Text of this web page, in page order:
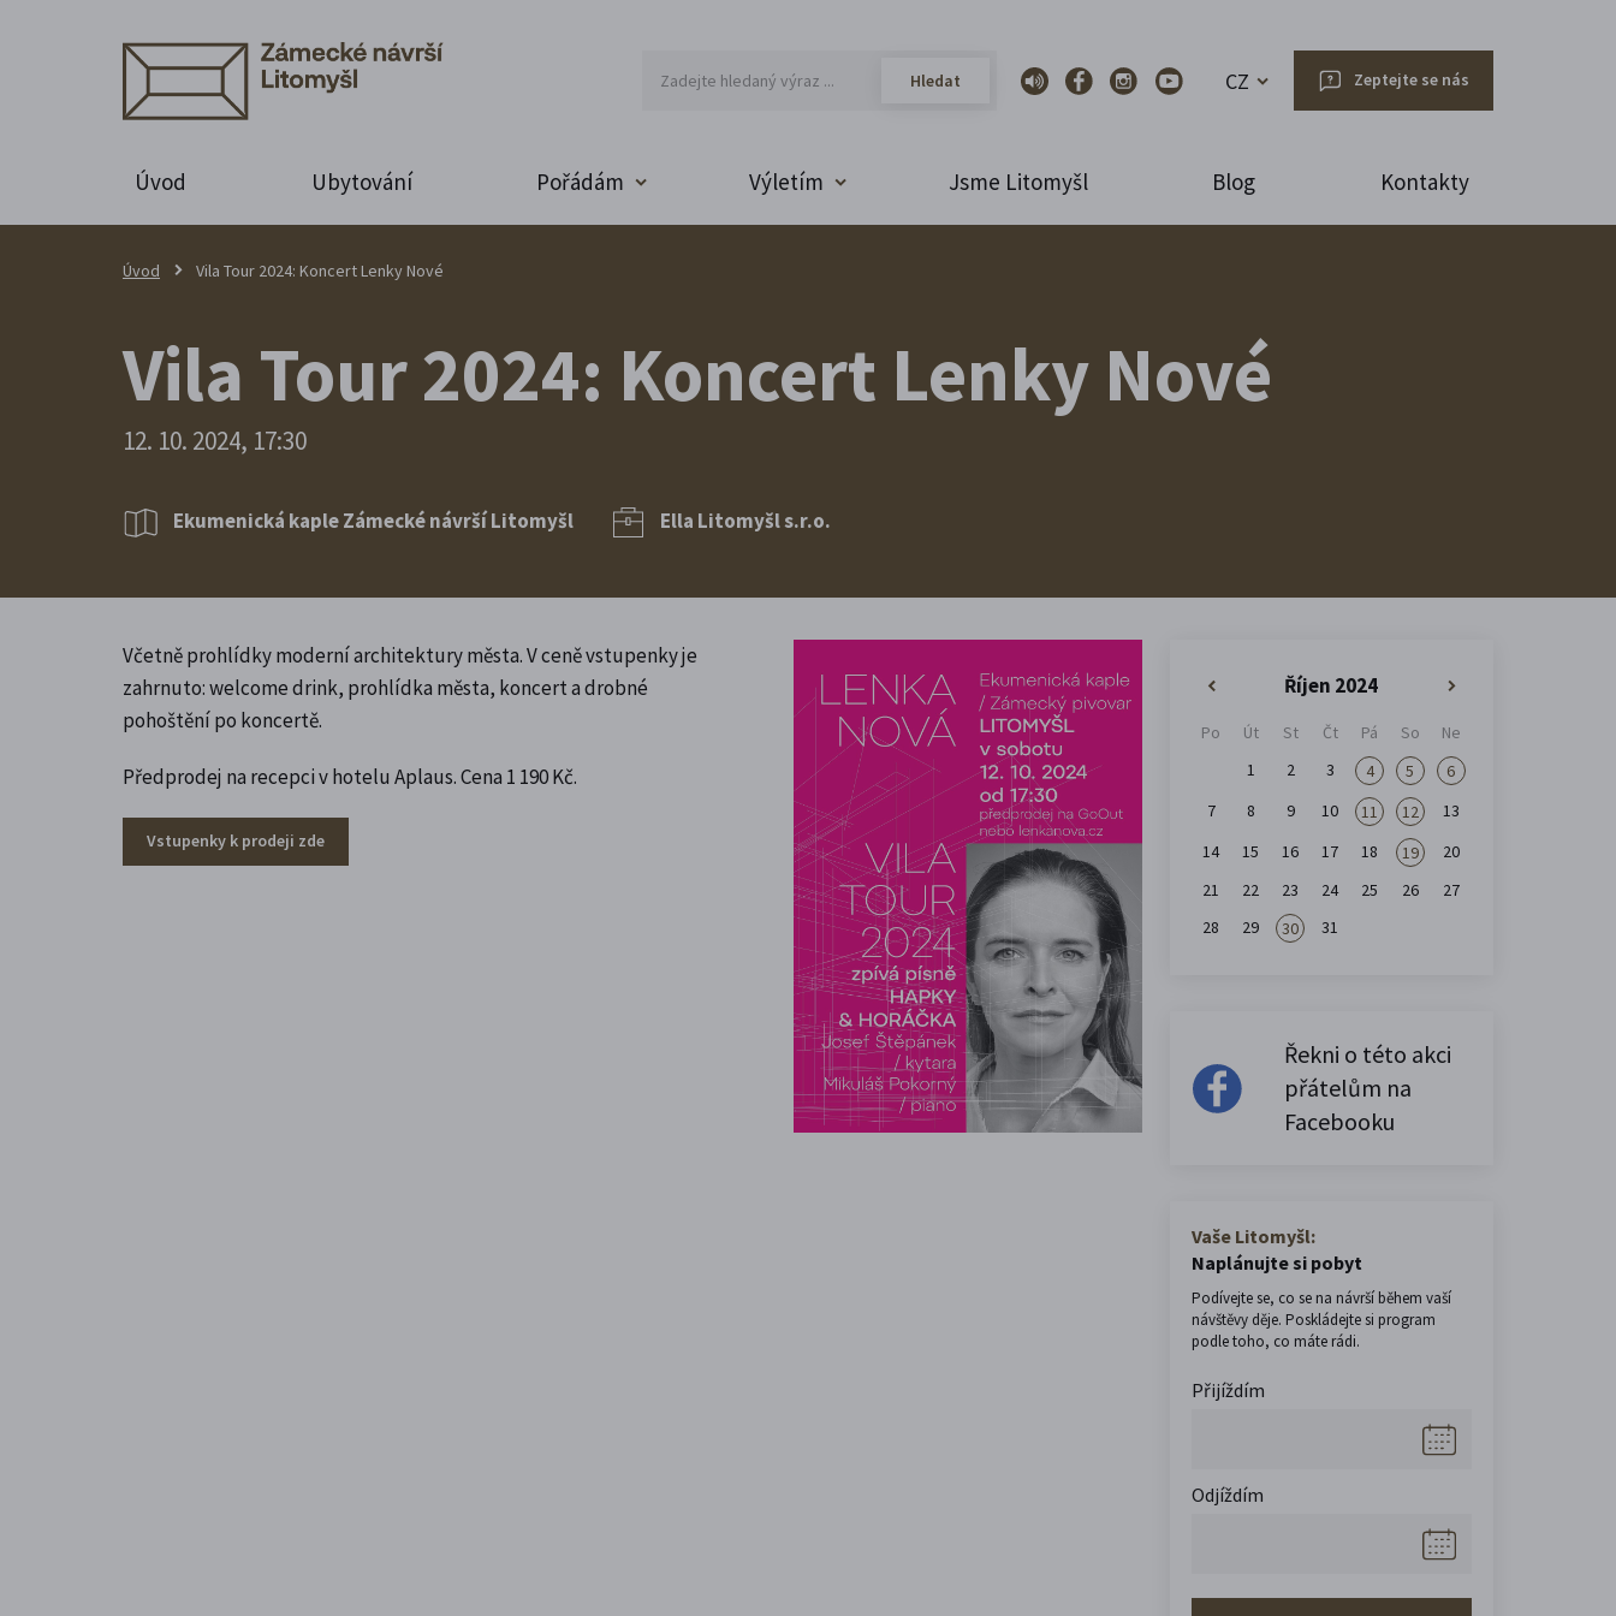
CZ Zeptejte se nás
Úvod Ubytování Pořádám Výletím Jsme Litomyšl Blog Kontakty
Úvod Vila Tour 2024: Koncert Lenky Nové
Vila Tour 2024: Koncert Lenky Nové
12. 10. 2024, 17:30
Ekumenická kaple Zámecké návrší Litomyšl Ella Litomyšl s.r.o.
Včetně prohlídky moderní architektury města. V ceně vstupenky je
zahrnuto: welcome drink, prohlídka města, koncert a drobné
pohoštění po koncertě.
Předprodej na recepci v hotelu Aplaus. Cena 1 190 Kč.
Vstupenky k prodeji zde
Říjen 2024
Po Út St Čt Pá So
Ne
1
2 3 4 5
6
7
8 9 10 11 12
13
14
15 16 17 18 19
20
21
22 23 24 25 26
27
28
29 30 31
Řekni o této akci
přátelům na
Facebooku
Vaše Litomyšl:
Naplánujte si pobyt
Podívejte se, co se na návrší během vaší
návštěvy děje. Poskládejte si program
podle toho, co máte rádi.
Přijíždím
Odjíždím